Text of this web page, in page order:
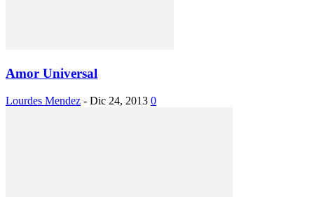
Amor Universal
Lourdes Mendez - Dic 24, 2013 0